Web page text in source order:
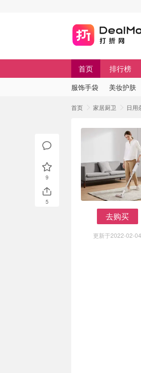
首页 排行榜
服饰手袋 美妆护肤
首页 家居厨卫 日用
去购买
更新于2022-02-04
9
5